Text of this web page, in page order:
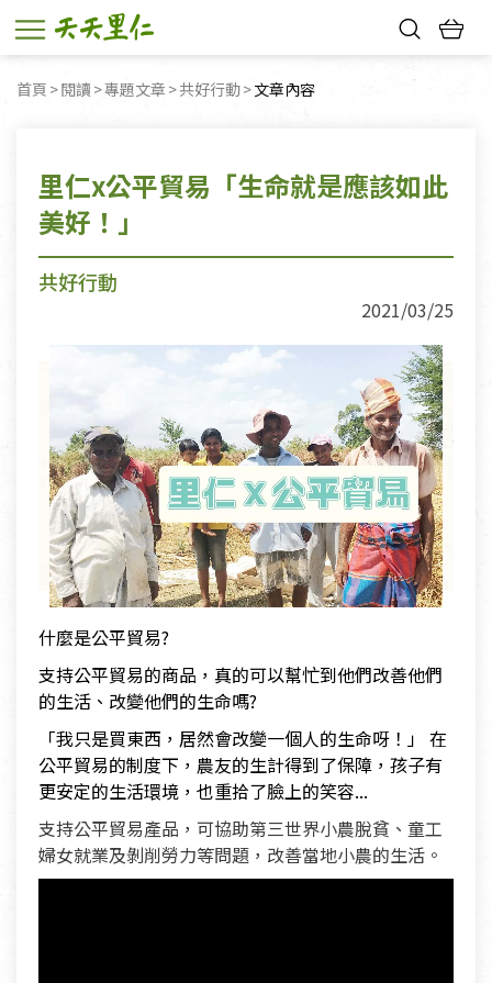
首頁 閱讀 專題文章 共好行動 目前頁面：
文章內容
里仁x公平貿易「生命就是應該如此
美好！」
共好行動
2021/03/25
什麼是公平貿易?
支持公平貿易的商品，真的可以幫忙到他們改善他們
的生活、改變他們的生命嗎?
「我只是買東西，居然會改變一個人的生命呀！」 在
公平貿易的制度下，農友的生計得到了保障，孩子有
更安定的生活環境，也重拾了臉上的笑容...
支持公平貿易產品，可協助第三世界小農脫貧、童工
婦女就業及剝削勞力等問題，改善當地小農的生活。